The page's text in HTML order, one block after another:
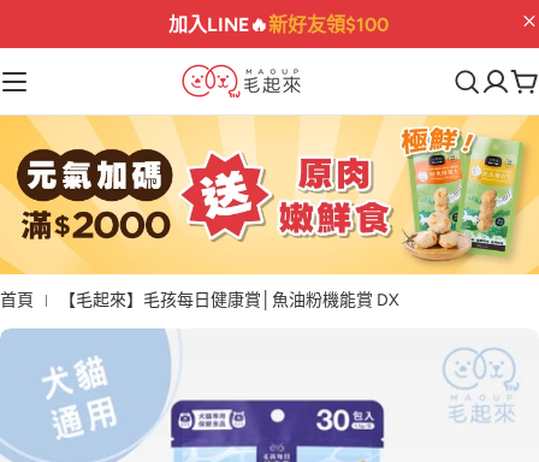
折$222最後機會 01 : 04 :
購
物
車
首頁 【毛起來】毛孩每日健康賞│魚油粉機能賞 DX